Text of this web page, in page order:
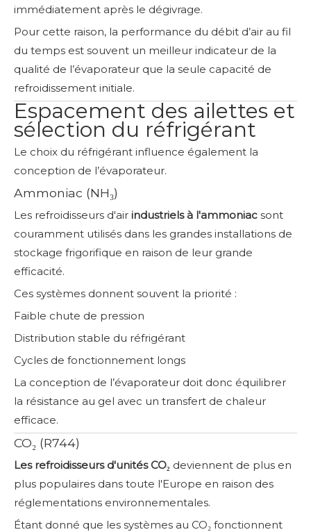
immédiatement après le dégivrage.
Pour cette raison, la performance du débit d’air au fil
du temps est souvent un meilleur indicateur de la
qualité de l’évaporateur que la seule capacité de
refroidissement initiale.
Espacement des ailettes et
sélection du réfrigérant
Le choix du réfrigérant influence également la
conception de l’évaporateur.
Ammoniac (NH₃)
Les refroidisseurs d'air industriels à l'ammoniac sont
couramment utilisés dans les grandes installations de
stockage frigorifique en raison de leur grande
efficacité.
Ces systèmes donnent souvent la priorité :
Faible chute de pression
Distribution stable du réfrigérant
Cycles de fonctionnement longs
La conception de l’évaporateur doit donc équilibrer
la résistance au gel avec un transfert de chaleur
efficace.
CO₂ (R744)
Les refroidisseurs d'unités CO₂ deviennent de plus en
plus populaires dans toute l'Europe en raison des
réglementations environnementales.
Étant donné que les systèmes au CO₂ fonctionnent